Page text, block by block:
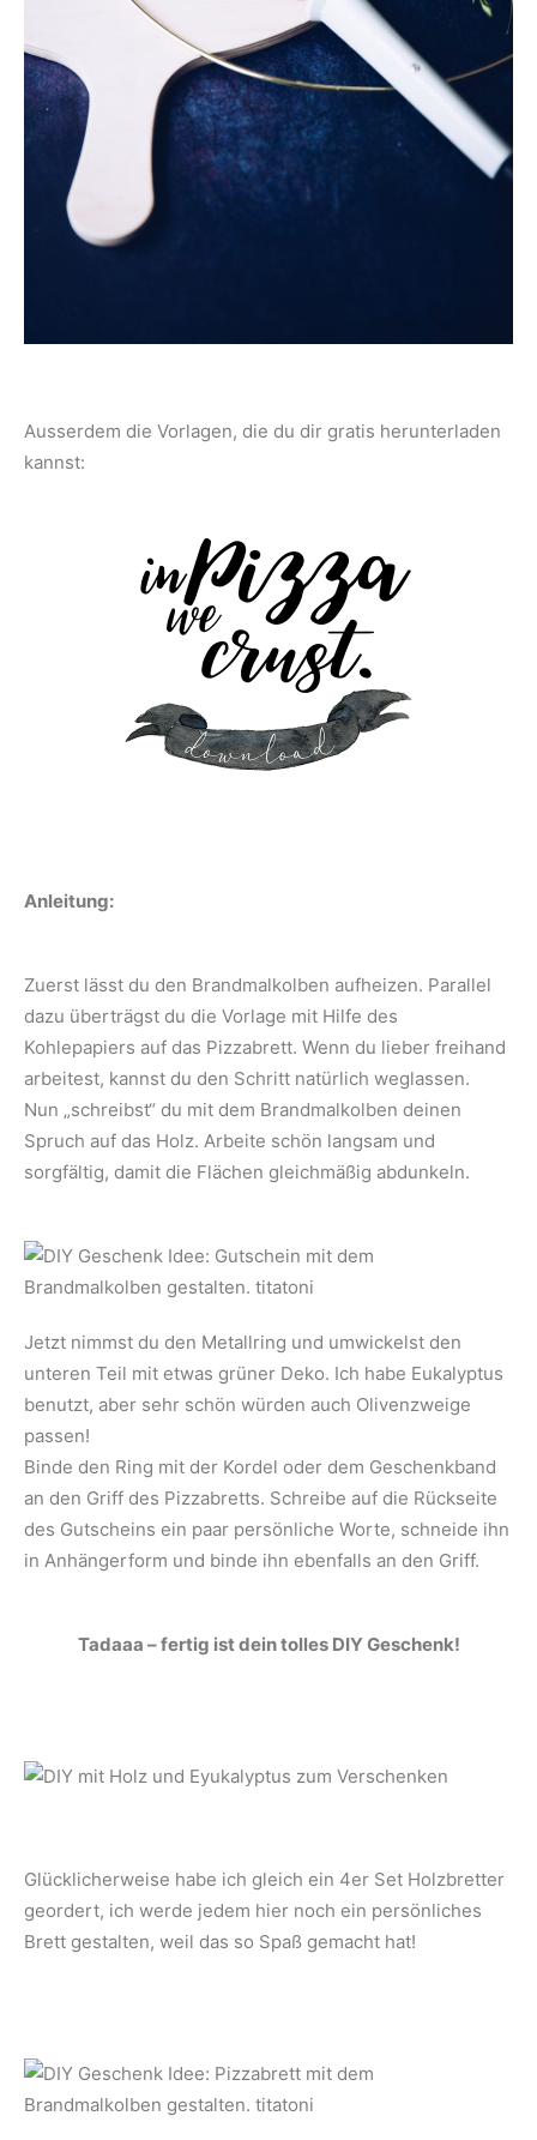
Ausserdem die Vorlagen, die du dir gratis herunterladen
kannst:
Anleitung:
Zuerst lässt du den Brandmalkolben aufheizen. Parallel
dazu überträgst du die Vorlage mit Hilfe des
Kohlepapiers auf das Pizzabrett. Wenn du lieber freihand
arbeitest, kannst du den Schritt natürlich weglassen.
Nun „schreibst“ du mit dem Brandmalkolben deinen
Spruch auf das Holz. Arbeite schön langsam und
sorgfältig, damit die Flächen gleichmäßig abdunkeln.
Jetzt nimmst du den Metallring und umwickelst den
unteren Teil mit etwas grüner Deko. Ich habe Eukalyptus
benutzt, aber sehr schön würden auch Olivenzweige
passen!
Binde den Ring mit der Kordel oder dem Geschenkband
an den Griff des Pizzabretts. Schreibe auf die Rückseite
des Gutscheins ein paar persönliche Worte, schneide ihn
in Anhängerform und binde ihn ebenfalls an den Griff.
Tadaaa – fertig ist dein tolles DIY Geschenk!
Glücklicherweise habe ich gleich ein 4er Set Holzbretter
geordert, ich werde jedem hier noch ein persönliches
Brett gestalten, weil das so Spaß gemacht hat!